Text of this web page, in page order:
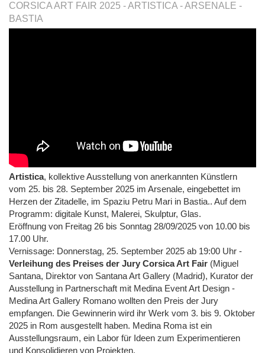
CORSICA ART FAIR 2025 - ARTISTICA - ARSENALE -
BASTIA
Artistica, kollektive Ausstellung von anerkannten Künstlern
vom 25. bis 28. September 2025 im Arsenale, eingebettet im
Herzen der Zitadelle, im Spaziu Petru Mari in Bastia.. Auf dem
Programm: digitale Kunst, Malerei, Skulptur, Glas.
Eröffnung von Freitag 26 bis Sonntag 28/09/2025 von 10.00 bis
17.00 Uhr.
Vernissage: Donnerstag, 25. September 2025 ab 19:00 Uhr -
Verleihung des Preises der Jury Corsica Art Fair (Miguel
Santana, Direktor von Santana Art Gallery (Madrid), Kurator der
Ausstellung in Partnerschaft mit Medina Event Art Design -
Medina Art Gallery Romano wollten den Preis der Jury
empfangen. Die Gewinnerin wird ihr Werk vom 3. bis 9. Oktober
2025 in Rom ausgestellt haben. Medina Roma ist ein
Ausstellungsraum, ein Labor für Ideen zum Experimentieren
und Konsolidieren von Projekten.